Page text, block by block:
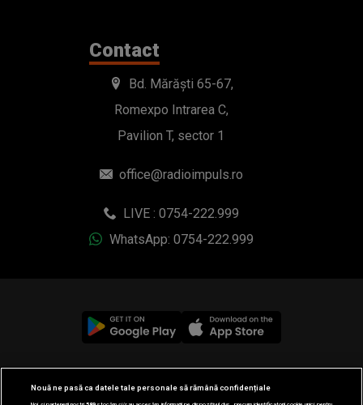
Contact
Bd. Mărăști 65-67,
Romexpo Intrarea C,
Pavilion T, sector 1
office@radioimpuls.ro
LIVE : 0754-222.999
WhatsApp: 0754-222.999
© 2019-2026 DOGAN MEDIA INTERNATIONAL SA, Toate
drepturile rezervate.
Nouă ne pasă ca datele tale personale să rămână confidențiale